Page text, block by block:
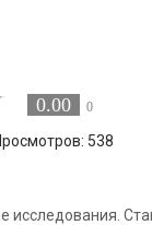
0.00 0
538